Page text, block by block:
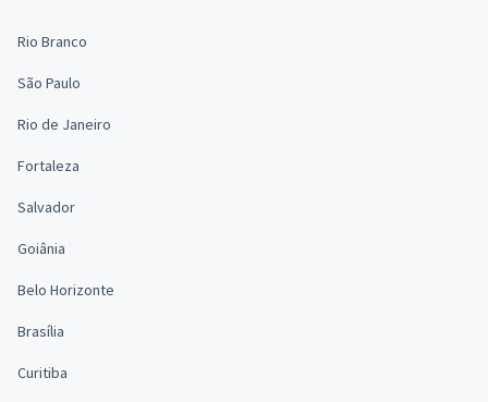
Rio Branco
São Paulo
Rio de Janeiro
Fortaleza
Salvador
Goiânia
Belo Horizonte
Brasília
Curitiba